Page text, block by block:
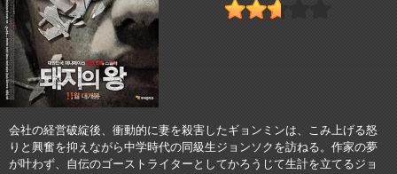
会社の経営破綻後、衝動的に妻を殺害したギョンミンは、こみ上げる怒
りと興奮を抑えながら中学時代の同級生ジョンソクを訪ねる。作家の夢
が叶わず、自伝のゴーストライターとしてかろうじて生計を立てるジョ